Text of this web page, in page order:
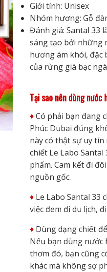
Giới tính: Unisex
Nhóm hương: Gỗ
Đánh giá: Santal 33
sáng tạo bởi những
hương ám khói, đặc
của rừng già bạc
Tại sao nên dùng nước
♦️Có phải bạn đang
Phúc Dubai đúng
này có thật sự uy
chiết Le Labo
phẩm. Cam kết đi
nguồn gốc.
♦️Le Labo Santal 33
việc đem đi du lịch,
♦️ Dùng dạng chiết
Nếu bạn dùng
thơm đó, bạn cũng
khác mà không sợ